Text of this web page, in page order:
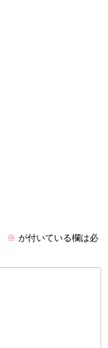
※ が付いている欄は必